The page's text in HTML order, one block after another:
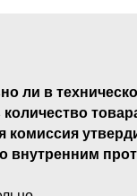
ли в
комиссия
внутренним